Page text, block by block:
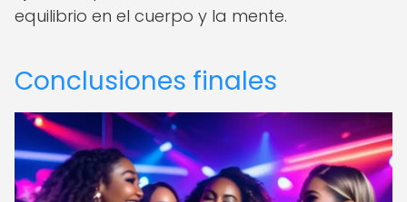
equilibrio en el cuerpo y la mente.
Conclusiones finales